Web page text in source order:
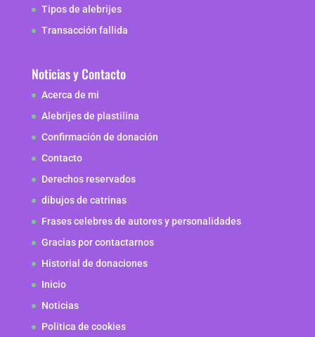
Tipos de alebrijes
Transacción fallida
Noticias y Contacto
Acerca de mi
Alebrijes de plastilina
Confirmación de donación
Contacto
Derechos reservados
dibujos de catrinas
Frases celebres de autores y personalidades
Gracias por contactarnos
Historial de donaciones
Inicio
Noticias
Politica de cookies